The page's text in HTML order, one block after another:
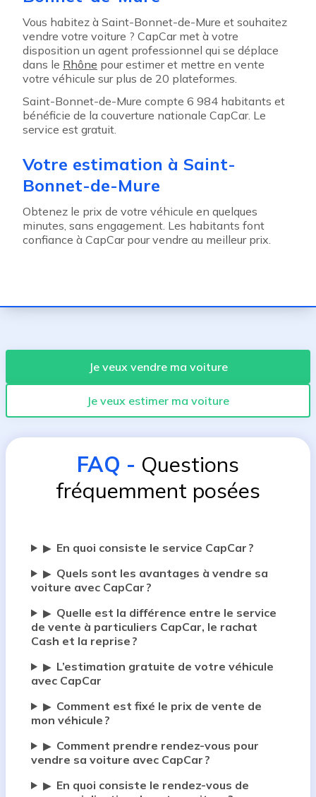
Vous habitez à Saint-Bonnet-de-Mure et souhaitez
vendre votre voiture ? CapCar met à votre
disposition un agent professionnel qui se déplace
dans le Rhône pour estimer et mettre en vente
votre véhicule sur plus de 20 plateformes.
Saint-Bonnet-de-Mure compte 6 984 habitants et
bénéficie de la couverture nationale CapCar. Le
service est gratuit.
Votre estimation à Saint-
Bonnet-de-Mure
Obtenez le prix de votre véhicule en quelques
minutes, sans engagement. Les habitants font
confiance à CapCar pour vendre au meilleur prix.
Je veux vendre ma voiture
Je veux estimer ma voiture
FAQ - Questions
fréquemment posées
▶ En quoi consiste le service CapCar ?
▶ Quels sont les avantages à vendre sa
voiture avec CapCar ?
▶ Quelle est la différence entre le service
de vente à particuliers CapCar, le rachat
Cash et la reprise ?
▶ L’estimation gratuite de votre véhicule
avec CapCar
▶ Comment est fixé le prix de vente de
mon véhicule ?
▶ Comment prendre rendez-vous pour
vendre sa voiture avec CapCar ?
▶ En quoi consiste le rendez-vous de